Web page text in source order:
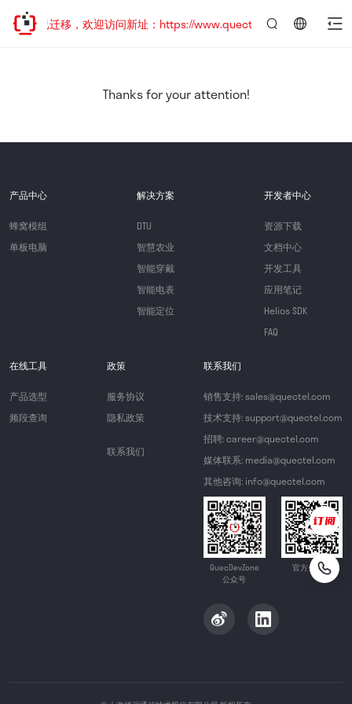
地址已迁移，欢迎访问新址：https://www.quectel.com.cn
Thanks for your attention!
产品中心
蜂窝模组
单板电脑
解决方案
DTU
智慧农业
智能穿戴
智能电表
智能定位
开发者中心
资源下载
文档中心
开发工具
应用笔记
Helios SDK
FAQ
在线工具
产品选型
频段查询
政策
服务协议
隐私政策
联系我们
联系我们
销售支持: sales@quectel.com
技术支持: support@quectel.com
招聘: career@quectel.com
媒体联系: media@quectel.com
其他咨询: info@quectel.com
QuecDevZone
公众号
官方公众号